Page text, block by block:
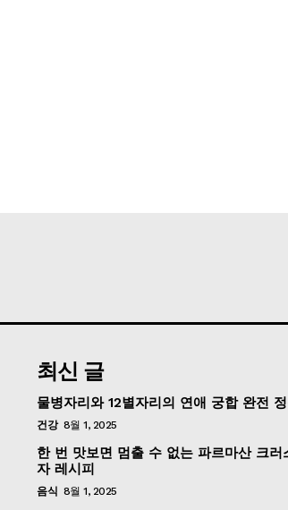
최신 글
물병자리와 12별자리의 연애 궁합 완전
건강 8월 1, 2025
한 번 맛보면 멈출 수 없는 파르마산 크러
자 레시피
음식 8월 1, 2025